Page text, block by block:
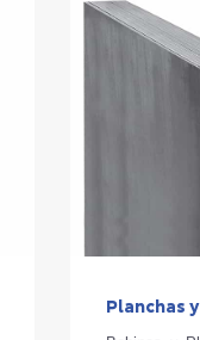
Planchas